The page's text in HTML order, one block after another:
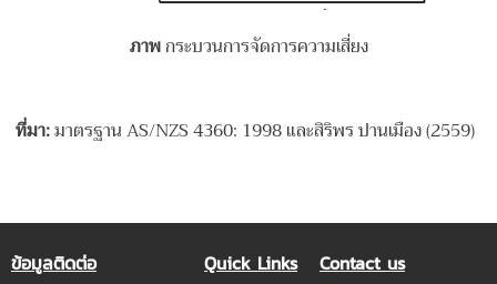
ภาพกระบวนการจัดการความเสี่ยง
ที่มา:มาตรฐาน AS/NZS 4360: 1998 และสิริพร ปานเมือง (2559)
ข้อมูลติดต่อ
Quick Links
Contact us